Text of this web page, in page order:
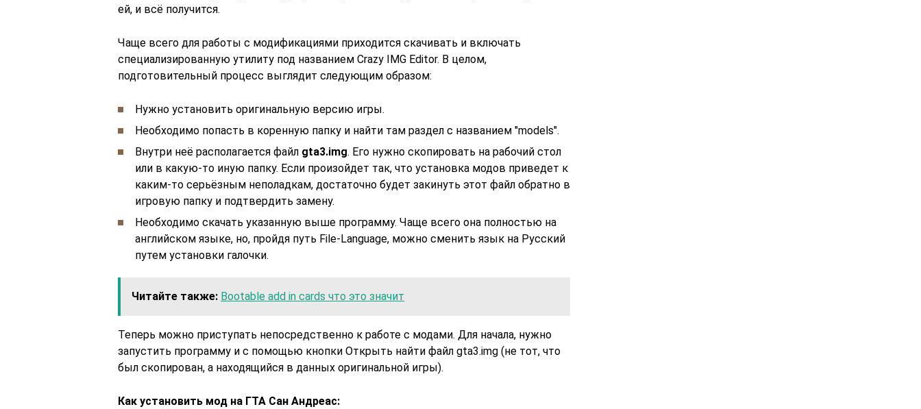
ей, и всё получится.
Чаще всего для работы с модификациями приходится скачивать и включать
специализированную утилиту под названием Crazy IMG Editor. В целом,
подготовительный процесс выглядит следующим образом:
Нужно установить оригинальную версию игры.
Необходимо попасть в коренную папку и найти там раздел с названием "models".
Внутри неё располагается файл gta3.img. Его нужно скопировать на рабочий стол
или в какую-то иную папку. Если произойдет так, что установка модов приведет к
каким-то серьёзным неполадкам, достаточно будет закинуть этот файл обратно в
игровую папку и подтвердить замену.
Необходимо скачать указанную выше программу. Чаще всего она полностью на
английском языке, но, пройдя путь File-Language, можно сменить язык на Русский
путем установки галочки.
Читайте также: Bootable add in cards что это значит
Теперь можно приступать непосредственно к работе с модами. Для начала, нужно
запустить программу и с помощью кнопки Открыть найти файл gta3.img (не тот, что
был скопирован, а находящийся в данных оригинальной игры).
Как установить мод на ГТА Сан Андреас: